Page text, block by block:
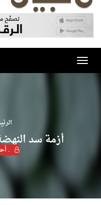
Toggle
navigation
أزمة سد
.